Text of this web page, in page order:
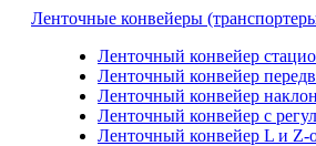
Ленточные конвейеры
Ленточный конвейер
Ленточный конвейер
Ленточный конвейер
Ленточный конвейер с
Ленточный конвейер L и Z-